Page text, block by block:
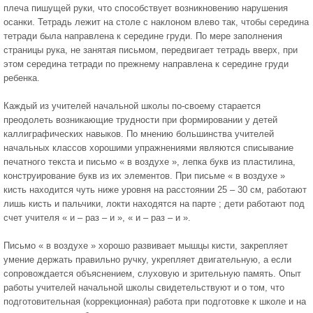
плеча пишущей руки, что способствует возникновению нарушения
осанки. Тетрадь лежит на столе с наклоном влево так, чтобы середина
тетради была направлена к середине груди. По мере заполнения
страницы рука, не занятая письмом, передвигает тетрадь вверх, при
этом середина тетради по прежнему направлена к середине груди
ребенка.
Каждый из учителей начальной школы по-своему старается
преодолеть возникающие трудности при формировании у детей
каллиграфических навыков. По мнению большинства учителей
начальных классов хорошими упражнениями являются списывание
печатного текста и письмо « в воздухе », лепка букв из пластилина,
конструирование букв из их элементов. При письме « в воздухе »
кисть находится чуть ниже уровня на расстоянии 25 – 30 см, работают
лишь кисть и пальчики, локти находятся на парте ; дети работают под
счет учителя « и – раз – и », « и – раз – и ».
Письмо « в воздухе » хорошо развивает мышцы кисти, закрепляет
умение держать правильно ручку, укрепляет двигательную, а если
сопровождается объяснением, слуховую и зрительную память. Опыт
работы учителей начальной школы свидетельствуют и о том, что
подготовительная (коррекционная) работа при подготовке к школе и на